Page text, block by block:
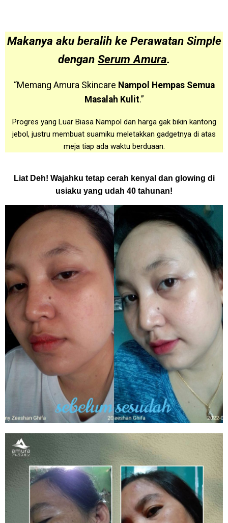
Makanya aku beralih ke Perawatan Simple
dengan Serum Amura.
“Memang Amura Skincare Nampol Hempas Semua
Masalah Kulit.”
Progres yang Luar Biasa Nampol dan harga gak bikin kantong
jebol, justru membuat suamiku meletakkan gadgetnya di atas
meja tiap ada waktu berduaan.
Liat Deh! Wajahku tetap cerah kenyal dan glowing di
usiaku yang udah 40 tahunan!